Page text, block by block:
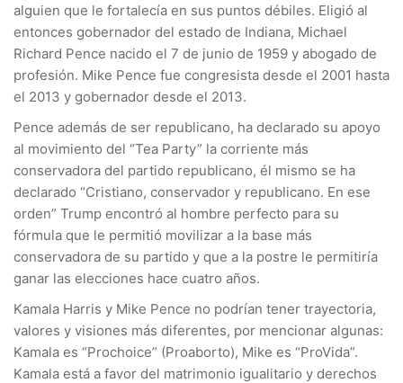
alguien que le fortalecía en sus puntos débiles. Eligió al
entonces gobernador del estado de Indiana, Michael
Richard Pence nacido el 7 de junio de 1959 y abogado de
profesión. Mike Pence fue congresista desde el 2001 hasta
el 2013 y gobernador desde el 2013.
Pence además de ser republicano, ha declarado su apoyo
al movimiento del “Tea Party” la corriente más
conservadora del partido republicano, él mismo se ha
declarado “Cristiano, conservador y republicano. En ese
orden” Trump encontró al hombre perfecto para su
fórmula que le permitió movilizar a la base más
conservadora de su partido y que a la postre le permitiría
ganar las elecciones hace cuatro años.
Kamala Harris y Mike Pence no podrían tener trayectoria,
valores y visiones más diferentes, por mencionar algunas:
Kamala es “Prochoice” (Proaborto), Mike es “ProVida”.
Kamala está a favor del matrimonio igualitario y derechos